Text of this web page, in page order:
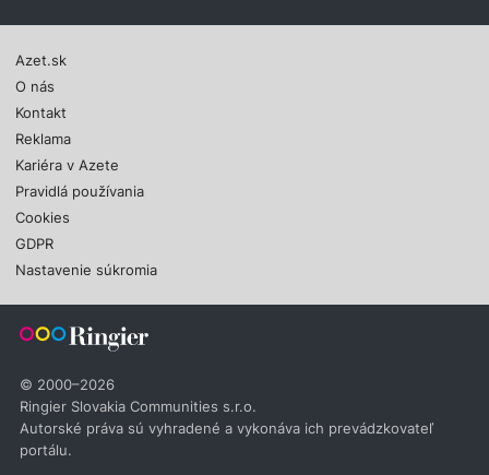
Azet.sk
O nás
Kontakt
Reklama
Kariéra v Azete
Pravidlá používania
Cookies
GDPR
Nastavenie súkromia
© 2000–2026
Ringier Slovakia Communities s.r.o.
Autorské práva sú vyhradené a vykonáva ich prevádzkovateľ
portálu.